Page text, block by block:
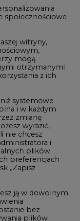
nowe
w
Sieci
preferencjach
„Zapisz
ją w dowolnym
bez
plików
dokonano
Korzystanie
S.A., ul.
osobowych
Państwo